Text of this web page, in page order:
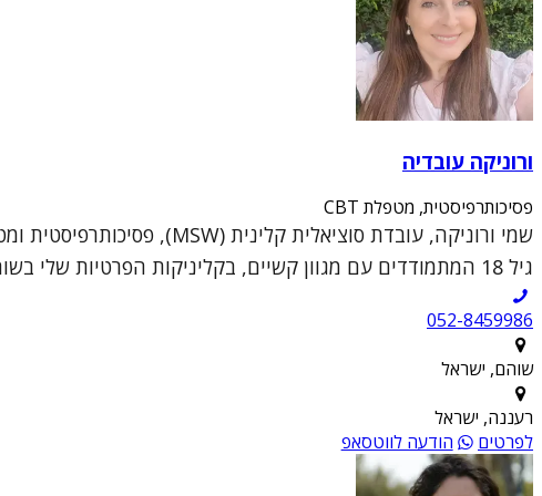
ורוניקה עובדיה
פסיכותרפיסטית, מטפלת CBT
גיל 18 המתמודדים עם מגוון קשיים, בקליניקות הפרטיות שלי בשוהם וברעננה.הגישה הטיפולית שלי נ...
052-8459986
שוהם, ישראל
רעננה, ישראל
לפרטים
הודעה לווטסאפ